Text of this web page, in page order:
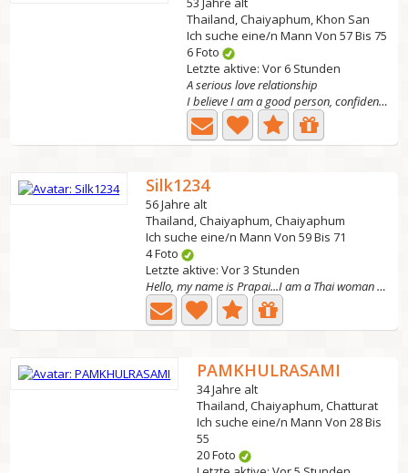
Thailand, Chaiyaphum, Khon San
Ich suche eine/n Mann Von 57 Bis 75
6 Foto
Letzte aktive: Vor 6 Stunden
A serious love relationship
I believe I am a good person, confident in myself, have a...
Silk1234
56 Jahre alt
Thailand, Chaiyaphum, Chaiyaphum
Ich suche eine/n Mann Von 59 Bis 71
4 Foto
Letzte aktive: Vor 3 Stunden
Hello, my name is Prapai...I am a Thai woman in Thailand....
PAMKHULRASAMI
34 Jahre alt
Thailand, Chaiyaphum, Chatturat
Ich suche eine/n Mann Von 28 Bis
55
20 Foto